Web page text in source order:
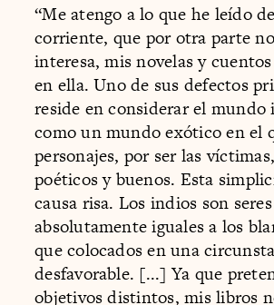
“Me atengo a lo que he leído
corriente, que por otra parte
interesa, mis novelas y
en ella. Uno de sus defectos
reside en considerar el mundo
como un mundo exótico en el
personajes, por ser las
poéticos y buenos. Esta
causa risa. Los indios son
absolutamente iguales a los
que colocados en una
desfavorable. [...] Ya que
objetivos distintos, mis libros